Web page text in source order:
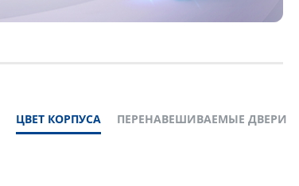
ЦВЕТ КОРПУСА ПЕРЕНАВЕШИВАЕМЫЕ ДВЕРИ